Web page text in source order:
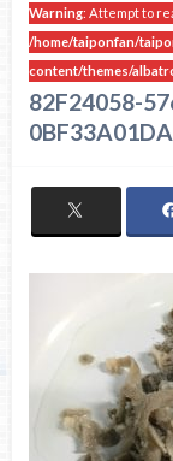
Warning: Attempt to
/home/taiponfan/
content/themes/
82F24058-